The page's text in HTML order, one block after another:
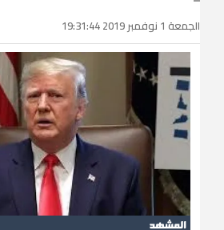
الجمعة 1 نوفمبر 2019 19:31:44